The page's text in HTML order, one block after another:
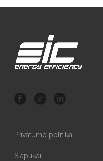
Privatumo politika
Slapukai